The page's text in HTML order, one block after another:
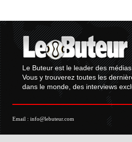
Le Buteur est le leader des
Vous y trouverez toutes les
dans le monde, des interviews
Email : info@lebuteur.com